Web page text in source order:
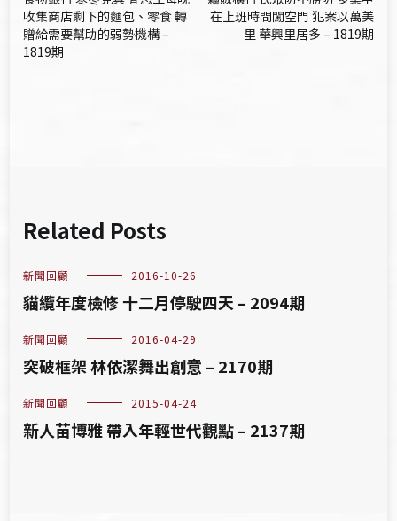
章
導
收集商店剩下的麵包、零食 轉
贈給需要幫助的弱勢機構 –
1819期
在上班時間闖空門 犯案以萬美
里 華興里居多 – 1819期
Related Posts
新聞回顧 2016-10-26
貓纜年度檢修 十二月停駛四天 – 2094期
新聞回顧 2016-04-29
突破框架 林依潔舞出創意 – 2170期
新聞回顧 2015-04-24
新人苗博雅 帶入年輕世代觀點 – 2137期